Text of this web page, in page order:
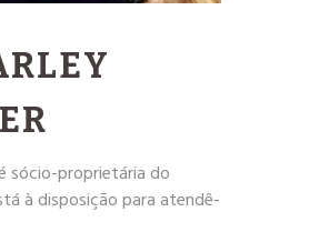
sócio-proprietária do
à disposição para atendê-